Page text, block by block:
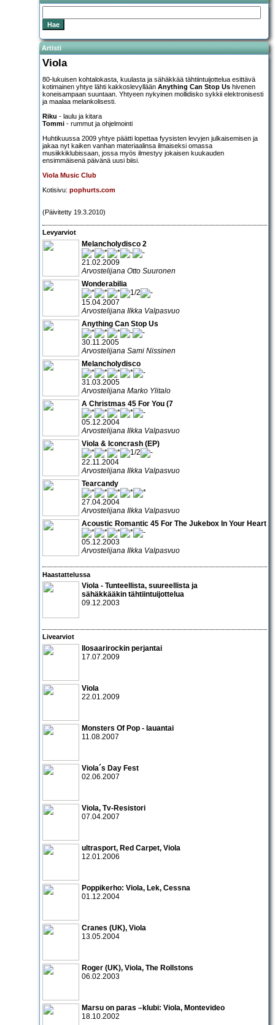
Artisti
Viola
80-lukuisen kohtalokasta, kuulasta ja sähäkkää tähtiintuijottelua esittävä
kotimainen yhtye lähti kakkoslevyllään Anything Can Stop Us hivenen
koneisampaan suuntaan. Yhtyeen nykyinen mollidisko sykkii elektronisesti
ja maalaa melankolisesti.
Riku - laulu ja kitara
Tommi - rummut ja ohjelmointi
Huhtikuussa 2009 yhtye päätti lopettaa fyysisten levyjen julkaisemisen ja
jakaa nyt kaiken vanhan materiaalinsa ilmaiseksi omassa
musiikkiklubissaan, jossa myös ilmestyy jokaisen kuukauden
ensimmäisenä päivänä uusi biisi.
Viola Music Club
Kotisivu: pophurts.com
(Päivitetty 19.3.2010)
Levyarviot
Melancholydisco 2
21.02.2009
Arvostelijana Otto Suuronen
Wonderabilia
15.04.2007
Arvostelijana Ilkka Valpasvuo
Anything Can Stop Us
30.11.2005
Arvostelijana Sami Nissinen
Melancholydisco
31.03.2005
Arvostelijana Marko Ylitalo
A Christmas 45 For You (7
05.12.2004
Arvostelijana Ilkka Valpasvuo
Viola & Iconcrash (EP)
22.11.2004
Arvostelijana Ilkka Valpasvuo
Tearcandy
27.04.2004
Arvostelijana Ilkka Valpasvuo
Acoustic Romantic 45 For The Jukebox In Your Heart
05.12.2003
Arvostelijana Ilkka Valpasvuo
Haastattelussa
Viola - Tunteellista, suureellista ja
sähäkkääkin tähtiintuijottelua
09.12.2003
Livearviot
Ilosaarirockin perjantai
17.07.2009
Viola
22.01.2009
Monsters Of Pop - lauantai
11.08.2007
Viola´s Day Fest
02.06.2007
Viola, Tv-Resistori
07.04.2007
ultrasport, Red Carpet, Viola
12.01.2006
Poppikerho: Viola, Lek, Cessna
01.12.2004
Cranes (UK), Viola
13.05.2004
Roger (UK), Viola, The Rollstons
06.02.2003
Marsu on paras –klubi: Viola, Montevideo
18.10.2002